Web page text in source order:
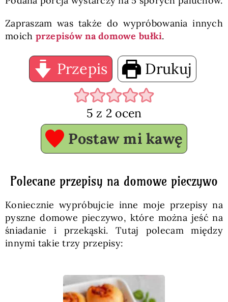
Zapraszam was także do wypróbowania innych
moich przepisów na domowe bułki.
Przepis Drukuj
5 z 2 ocen
Postaw mi kawę
Polecane przepisy na domowe pieczywo
Koniecznie wypróbujcie inne moje przepisy na
pyszne domowe pieczywo, które można jeść na
śniadanie i przekąski. Tutaj polecam między
innymi takie trzy przepisy: